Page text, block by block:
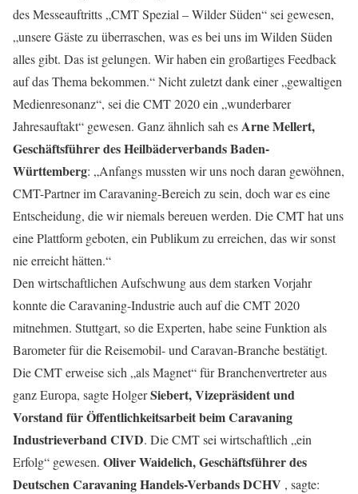
des Messeauftritts „CMT Spezial – Wilder Süden“ sei gewesen,
„unsere Gäste zu überraschen, was es bei uns im Wilden Süden
alles gibt. Das ist gelungen. Wir haben ein großartiges Feedback
auf das Thema bekommen.“ Nicht zuletzt dank einer „gewaltigen
Medienresonanz“, sei die CMT 2020 ein „wunderbarer
Jahresauftakt“ gewesen. Ganz ähnlich sah esArne Mellert,
Geschäftsführer des Heilbäderverbands Baden-
Württemberg: „Anfangs mussten wir uns noch daran gewöhnen,
CMT-Partner im Caravaning-Bereich zu sein, doch war es eine
Entscheidung, die wir niemals bereuen werden. Die CMT hat uns
eine Plattform geboten, ein Publikum zu erreichen, das wir sonst
nie erreicht hätten.“
Den wirtschaftlichen Aufschwung aus dem starken Vorjahr
konnte die Caravaning-Industrie auch auf die CMT 2020
mitnehmen. Stuttgart, so die Experten, habe seine Funktion als
Barometer für die Reisemobil- und Caravan-Branche bestätigt.
Die CMT erweise sich „als Magnet“ für Branchenvertreter aus
ganz Europa, sagte HolgerSiebert, Vizepräsident und
Vorstand für Öffentlichkeitsarbeit beim Caravaning
Industrieverband CIVD. Die CMT sei wirtschaftlich „ein
Erfolg“ gewesen. Oliver Waidelich, Geschäftsführer des
Deutschen Caravaning Handels-Verbands DCHV , sagte: